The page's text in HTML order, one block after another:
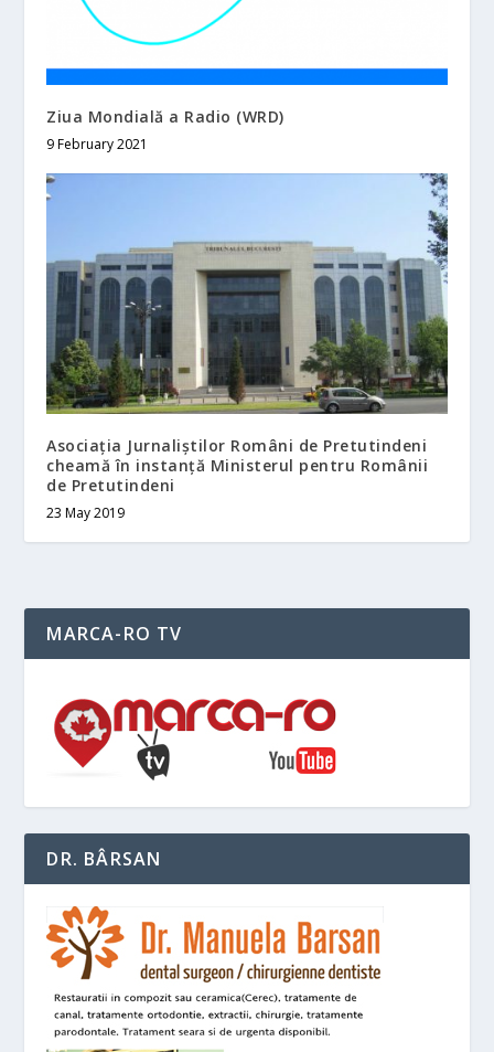
Ziua Mondială a Radio (WRD)
9 February 2021
Asociația Jurnaliștilor Români de Pretutindeni
cheamă în instanță Ministerul pentru Românii
de Pretutindeni
23 May 2019
MARCA-RO TV
DR. BÂRSAN